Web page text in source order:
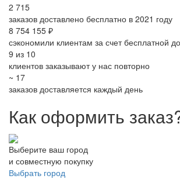
2 715
заказов доставлено бесплатно в 2021 году
8 754 155 ₽
сэкономили клиентам за счет бесплатной
9 из 10
клиентов заказывают у нас повторно
~ 17
заказов доставляется каждый день
Как оформить
Выберите ваш город
и совместную покупку
Выбрать город